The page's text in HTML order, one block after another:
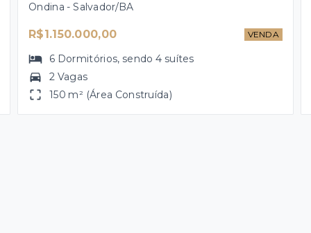
Ondina - Salvador/BA
R$1.150.000,00 VENDA
6 Dormitórios, sendo4 suítes
2 Vagas
150 m² (Área Construída)